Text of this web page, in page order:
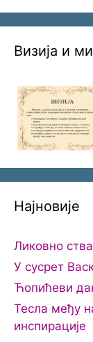
Визија и
Најновије
Ликовно
У сусрет
Ћопићеви
Тесла међу
инспирације